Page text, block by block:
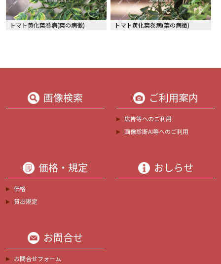
トマト黄化葉巻病(葉の病徴) トマト黄化葉巻病(葉の病徴)
画像検索 ご利用案内
広告等へのご利用
画像診断AI等へのご利用
価格・規定
価格
貸出規定
おしらせ
お問合せ
お問合せフォーム